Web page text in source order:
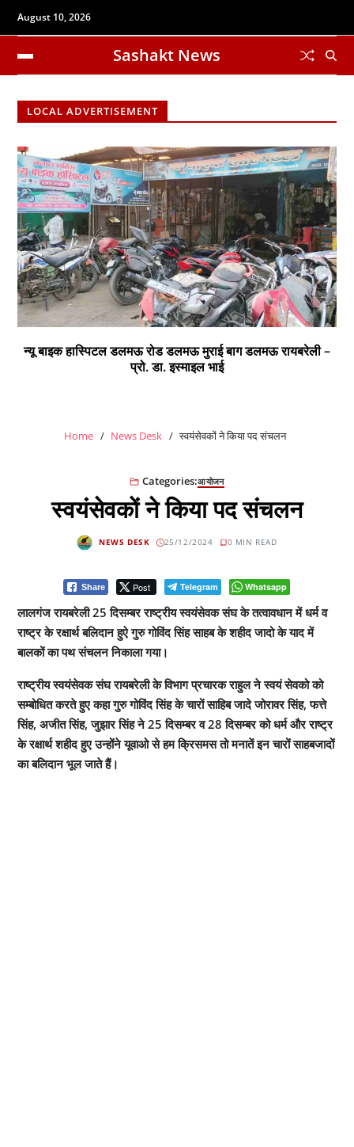
August 10, 2026
Sashakt News
LOCAL ADVERTISEMENT
न्यू बाइक हास्पिटल डलमऊ रोड डलमऊ मुराई बाग डलमऊ रायबरेली –
प्रो. डा. इस्माइल भाई
Home News Desk स्वयंसेवकों ने किया पद संचलन
Categories:आयोजन
स्वयंसेवकों ने किया पद संचलन
NEWS DESK 25/12/2024 0 MIN READ
Share Post Telegram Whatsapp
लालगंज रायबरेली 25 दिसम्बर राष्ट्रीय स्वयंसेवक संघ के तत्वावधान में धर्म व
राष्ट्र के रक्षार्थ बलिदान हुऐ गुरु गोविंद सिंह साहब के शहीद जादो के याद में
बालकों का पथ संचलन निकाला गया।
राष्ट्रीय स्वयंसेवक संघ रायबरेली के विभाग प्रचारक राहुल ने स्वयं सेवको को
सम्बोधित करते हुए कहा गुरु गोविंद सिंह के चारों साहिब जादे जोरावर सिंह, फत्ते
सिंह, अजीत सिंह, जुझार सिंह ने 25 दिसम्बर व 28 दिसम्बर को धर्म और राष्ट्र
के रक्षार्थ शहीद हुए उन्होंने यूवाओ से हम क्रिसमस तो मनातें इन चारों साहबजादों
का बलिदान भूल जाते हैं।